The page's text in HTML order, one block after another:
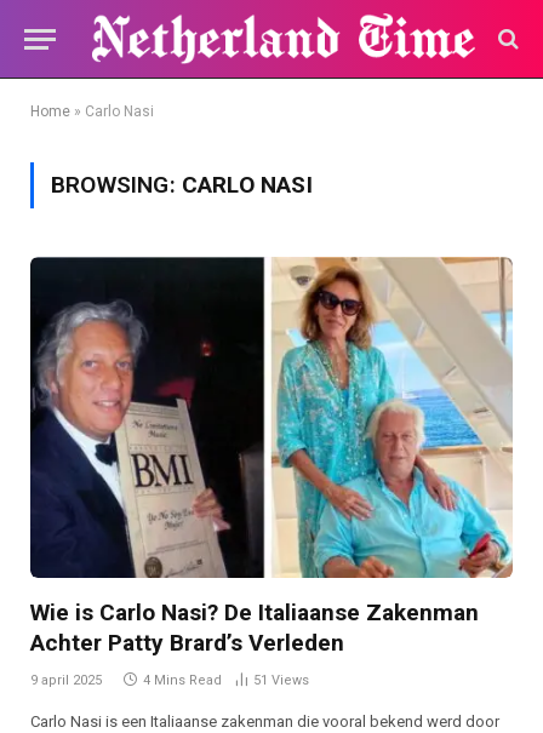
Home » Carlo Nasi
BROWSING: CARLO NASI
Wie is Carlo Nasi? De Italiaanse Zakenman
Achter Patty Brard’s Verleden
9 april 2025 4 Mins Read 51 Views
Carlo Nasi is een Italiaanse zakenman die vooral bekend werd door